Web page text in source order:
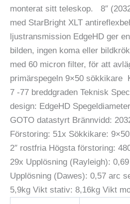
monterat sitt teleskop. 8″
med StarBright XLT
ljustransmission EdgeHD ger
bilden, ingen koma eller
med 60 micron filter, för att
primärspegeln 9×50 sökkikare
7 -77 breddgraden Teknisk
design: EdgeHD
GOTO datastyrt Brännvidd:
Förstoring: 51x Sökkikare:
2″ rostfria Högsta förstoring:
29x Upplösning (Rayleigh):
Upplösning (Dawes): 0,57 arc
5,9kg Vikt stativ: 8,16kg Vikt